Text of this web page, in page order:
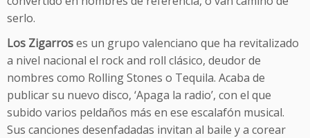
serlo.
Los Zigarroses un grupo valenciano que ha revitalizado
a nivel nacional el rock and roll clásico, deudor de
nombres como Rolling Stones o Tequila. Acaba de
publicar su nuevo disco, ‘Apaga la radio’, con el que
subido varios peldaños más en ese escalafón musical.
Sus canciones desenfadadas invitan al baile y a corear